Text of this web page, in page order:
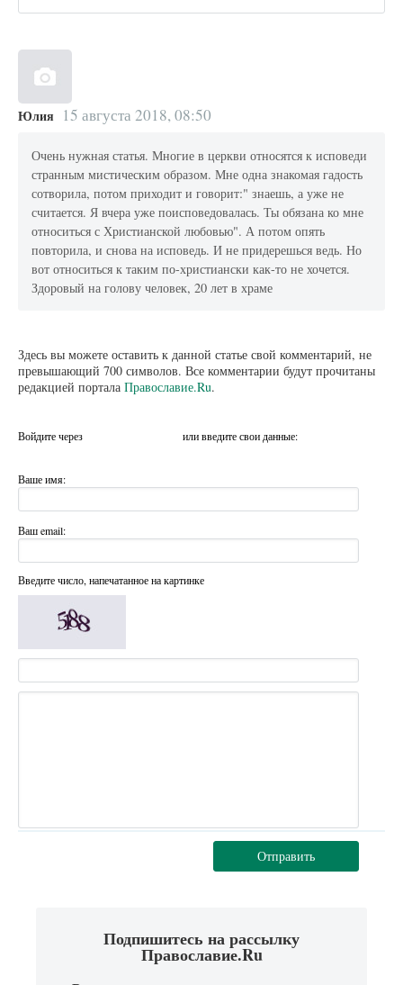
Юлия 15 августа 2018, 08:50
Очень нужная статья. Многие в церкви относятся к исповеди
странным мистическим образом. Мне одна знакомая гадость
сотворила, потом приходит и говорит:" знаешь, а уже не
считается. Я вчера уже поисповедовалась. Ты обязана ко мне
относиться с Христианской любовью". А потом опять
повторила, и снова на исповедь. И не придерешься ведь. Но
вот относиться к таким по-христиански как-то не хочется.
Здоровый на голову человек, 20 лет в храме
Здесь вы можете оставить к данной статье свой комментарий, не
превышающий 700 символов. Все комментарии будут прочитаны
редакцией портала Православие.Ru.
Войдите через или введите свои данные:
Ваше имя:
Ваш email:
Введите число, напечатанное на картинке
Отправить
Подпишитесь на рассылку
Православие.Ru